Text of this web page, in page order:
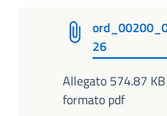
26
Allegato 574.87 KB
formato pdf